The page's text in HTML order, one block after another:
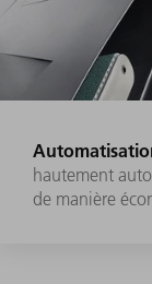
hautement
de manière